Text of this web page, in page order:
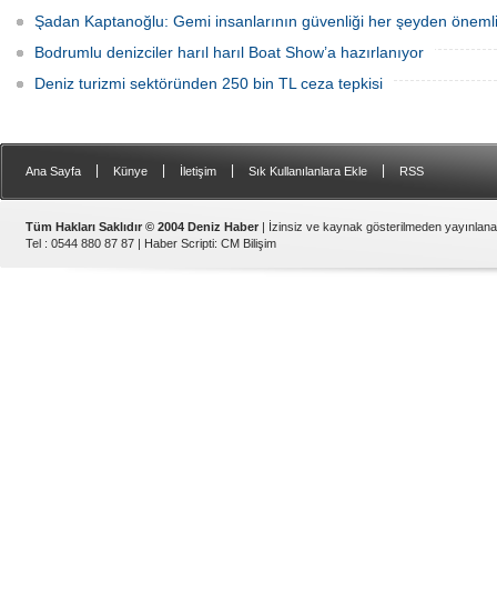
Şadan Kaptanoğlu: Gemi insanlarının güvenliği her şeyden önemli
Bodrumlu denizciler harıl harıl Boat Show’a hazırlanıyor
Deniz turizmi sektöründen 250 bin TL ceza tepkisi
Ana Sayfa Künye İletişim Sık Kullanılanlara Ekle RSS
Tüm Hakları Saklıdır © 2004 Deniz Haber | İzinsiz ve kaynak gösterilmeden
Tel : 0544 880 87 87 | Haber Scripti: CM Bilişim